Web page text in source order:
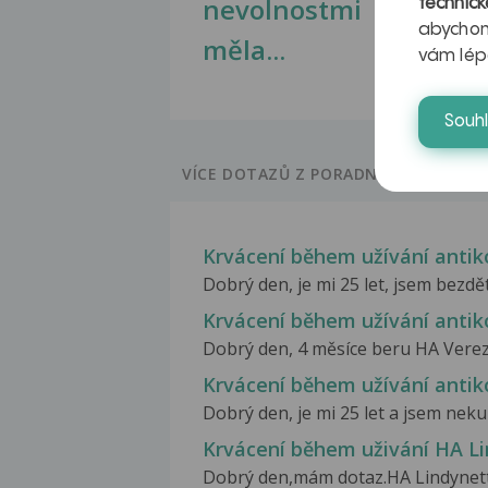
nevolnostmi
měla...
VÍCE DOTAZŮ Z PORADNY
Krvácení během užívání
Dobrý den, je mi 25 let, jsem
Krvácení během užívání
Dobrý den, 4 měsíce beru HA
Krvácení během užívání
Dobrý den, je mi 25 let a jsem
Krvácení během uživání HA
Dobrý den,mám dotaz.HA
vám